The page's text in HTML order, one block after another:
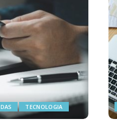
TECNOLOGIA